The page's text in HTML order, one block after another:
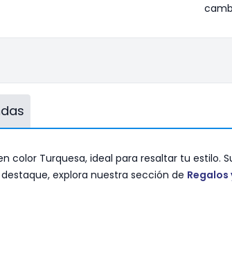
color Turquesa, ideal para resaltar tu
explora nuestra sección de Regalos